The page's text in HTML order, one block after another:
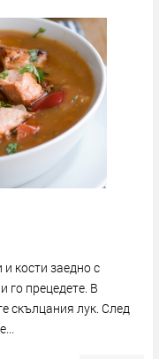
кости заедно с
го прецедете. В
скълцания лук. След